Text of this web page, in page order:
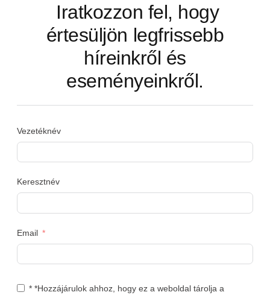
Iratkozzon fel, hogy
értesüljön legfrissebb
híreinkről és
eseményeinkről.
Vezetéknév
Keresztnév
Email
* *Hozzájárulok ahhoz, hogy ez a weboldal tárolja a